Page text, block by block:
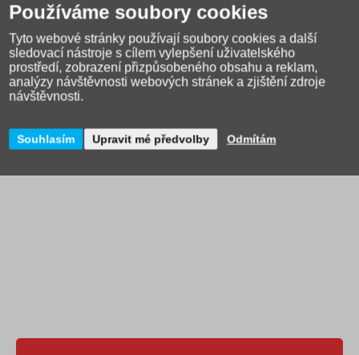
vyrobeno v provozu s dobrými sociálními a bezpečnostními
podmínkami pro zaměstnance, člen organizace amfori
Parametry:
materiál:polyester
hmotnost:101 g
Používáme soubory cookies
Tyto webové stránky používají soubory cookies a další
sledovací nástroje s cílem vylepšení uživatelského
prostředí, zobrazení přizpůsobeného obsahu a reklam,
analýzy návštěvnosti webových stránek a zjištění zdroje
návštěvnosti.
Souhlasím Upravit mé předvolby Odmítám